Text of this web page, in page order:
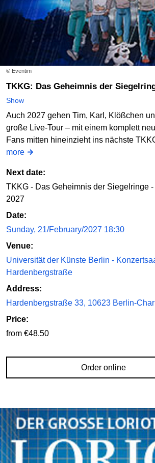
© Eventim
TKKG: Das Geheimnis der
Show
Auch 2027 gehen Tim, Karl, Klößchen
große Live-Tour – mit einem komplett
Fans mitten hineinzieht ins nächste
more
Next date:
TKKG - Das Geheimnis der Siegelringe -
2027
Date:
Sunday, 21/February/2027 18:30
Venue:
Universität der Künste Berlin -
Hardenbergstraße
Address:
Hardenbergstraße 33, 10623 Berlin-
Price:
from €48.50
Order online